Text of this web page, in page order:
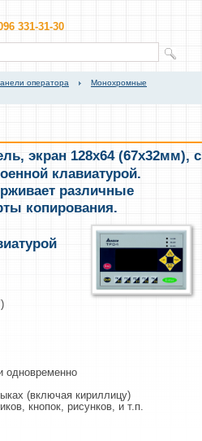
331-31-30
оператора
Монохромные
экран 128х64 (67х32мм), с
клавиатурой.
различные
копирования.
одновременно
(включая кириллицу)
кнопок, рисунков, и т.п.